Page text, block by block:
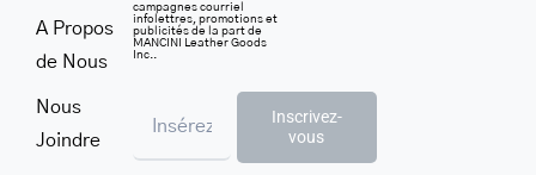
A Propos
de Nous
Nous
Joindre
campagnes courriel
infolettres, promotions et
publicités de la part de
MANCINI Leather Goods
Inc..
Inscrivez-
vous